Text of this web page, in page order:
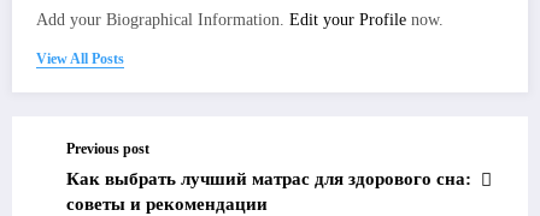
Add your Biographical Information. Edit your Profile now.
View All Posts
Previous post
Как выбрать лучший матрас для здорового сна:
советы и рекомендации